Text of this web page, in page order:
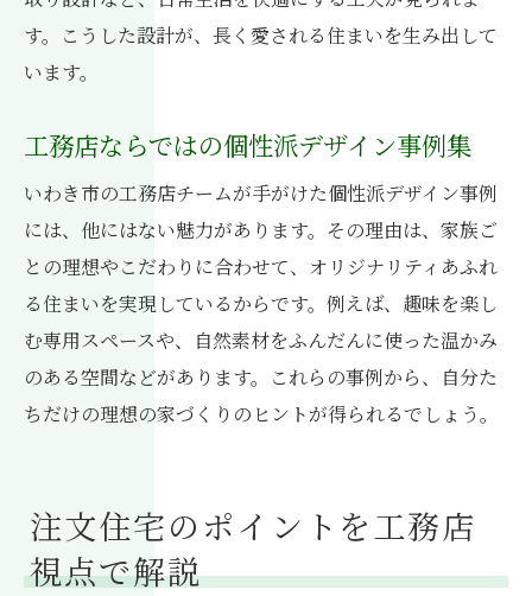
す。こうした設計が、長く愛される住まいを生み出して
います。
工務店ならではの個性派デザイン事例集
いわき市の工務店チームが手がけた個性派デザイン事例
には、他にはない魅力があります。その理由は、家族ご
との理想やこだわりに合わせて、オリジナリティあふれ
る住まいを実現しているからです。例えば、趣味を楽し
む専用スペースや、自然素材をふんだんに使った温かみ
のある空間などがあります。これらの事例から、自分た
ちだけの理想の家づくりのヒントが得られるでしょう。
注文住宅のポイントを工務店
視点で解説